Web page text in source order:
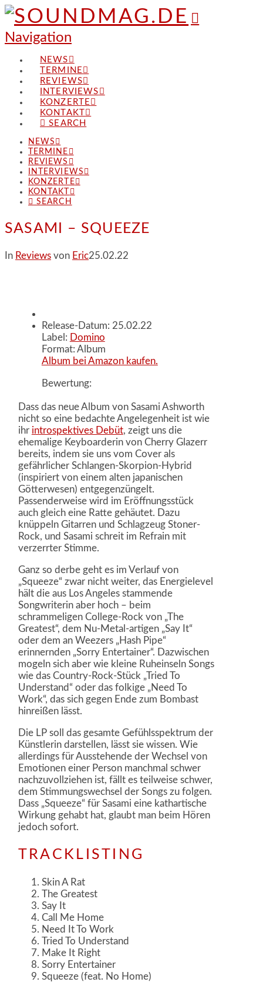
Navigation
NEWS
TERMINE
REVIEWS
INTERVIEWS
KONZERTE
KONTAKT
SEARCH
NEWS
TERMINE
REVIEWS
INTERVIEWS
KONZERTE
KONTAKT
SEARCH
SASAMI – SQUEEZE
In Reviews von Eric25.02.22
Release-Datum: 25.02.22
Label: Domino
Format: Album
Album bei Amazon kaufen.
Bewertung:
Dass das neue Album von Sasami Ashworth
nicht so eine bedachte Angelegenheit ist wie
ihr introspektives Debüt, zeigt uns die
ehemalige Keyboarderin von Cherry Glazerr
bereits, indem sie uns vom Cover als
gefährlicher Schlangen-Skorpion-Hybrid
(inspiriert von einem alten japanischen
Götterwesen) entgegenzüngelt.
Passenderweise wird im Eröffnungsstück
auch gleich eine Ratte gehäutet. Dazu
knüppeln Gitarren und Schlagzeug Stoner-
Rock, und Sasami schreit im Refrain mit
verzerrter Stimme.
Ganz so derbe geht es im Verlauf von
„Squeeze“ zwar nicht weiter, das Energielevel
hält die aus Los Angeles stammende
Songwriterin aber hoch – beim
schrammeligen College-Rock von „The
Greatest“, dem Nu-Metal-artigen „Say It“
oder dem an Weezers „Hash Pipe“
erinnernden „Sorry Entertainer“. Dazwischen
mogeln sich aber wie kleine Ruheinseln Songs
wie das Country-Rock-Stück „Tried To
Understand“ oder das folkige „Need To
Work“, das sich gegen Ende zum Bombast
hinreißen lässt.
Die LP soll das gesamte Gefühlsspektrum der
Künstlerin darstellen, lässt sie wissen. Wie
allerdings für Ausstehende der Wechsel von
Emotionen einer Person manchmal schwer
nachzuvollziehen ist, fällt es teilweise schwer,
dem Stimmungswechsel der Songs zu folgen.
Dass „Squeeze“ für Sasami eine kathartische
Wirkung gehabt hat, glaubt man beim Hören
jedoch sofort.
TRACKLISTING
Skin A Rat
The Greatest
Say It
Call Me Home
Need It To Work
Tried To Understand
Make It Right
Sorry Entertainer
Squeeze (feat. No Home)